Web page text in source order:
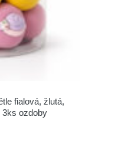
fialová, žlutá,
3ks ozdoby